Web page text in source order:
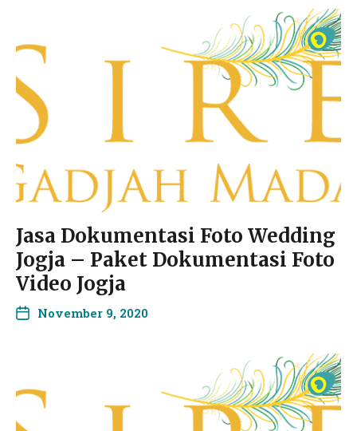
Jasa Dokumentasi Foto Wedding
Jogja – Paket Dokumentasi Foto
Video Jogja
November 9, 2020